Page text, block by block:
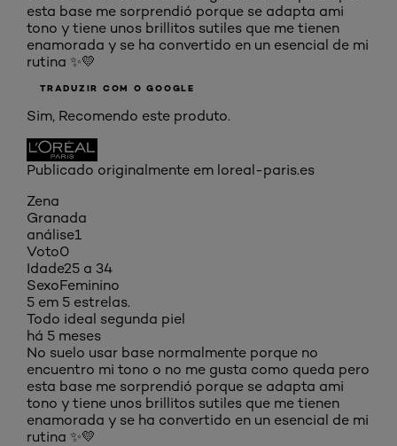
esta base me sorprendió porque se adapta ami
tono y tiene unos brillitos sutiles que me tienen
enamorada y se ha convertido en un esencial de mi
rutina ✨💛
TRADUZIR COM O GOOGLE
Sim, Recomendo este produto.
Publicado originalmente em loreal-paris.es
Zena
Granada
análise1
Voto0
Idade25 a 34
SexoFeminino
5 em 5 estrelas.
Todo ideal segunda piel
há 5 meses
No suelo usar base normalmente porque no
encuentro mi tono o no me gusta como queda pero
esta base me sorprendió porque se adapta ami
tono y tiene unos brillitos sutiles que me tienen
enamorada y se ha convertido en un esencial de mi
rutina ✨💛